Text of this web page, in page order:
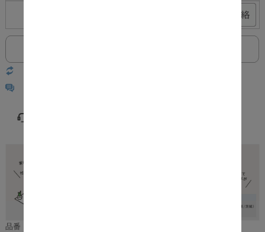
品番：m11720